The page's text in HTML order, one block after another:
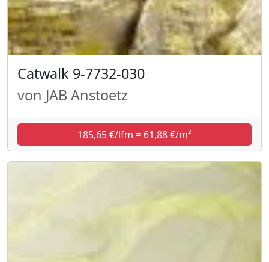
Catwalk 9-7732-030
von JAB Anstoetz
185,65 €/lfm = 61,88 €/m²